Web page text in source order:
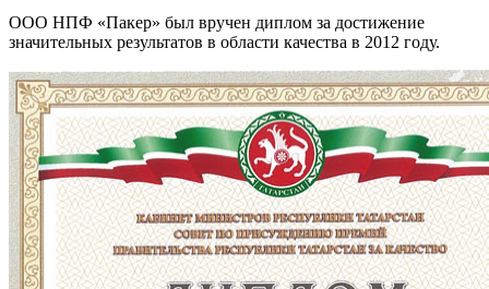
ООО НПФ «Пакер» был вручен диплом за достижение
значительных результатов в области качества в 2012 году.